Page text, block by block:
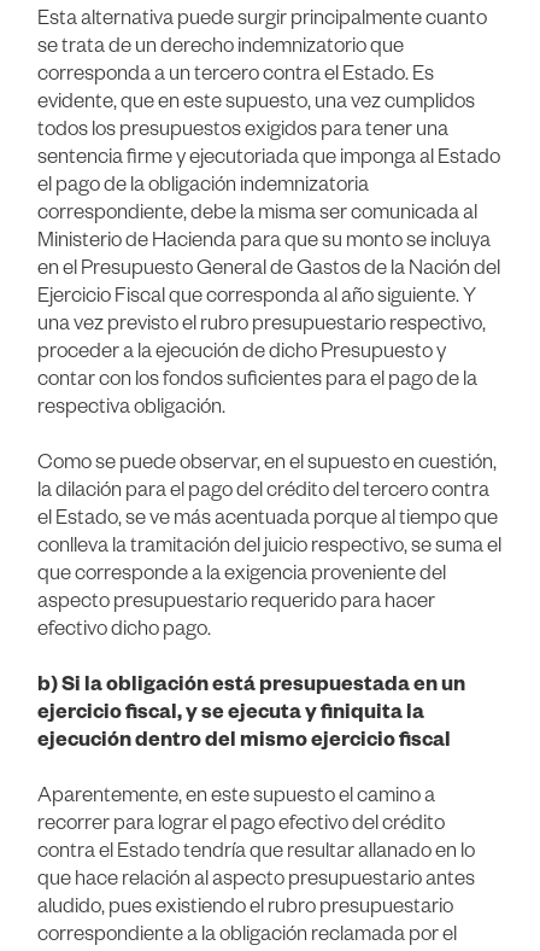
Esta alternativa puede surgir principalmente cuanto
se trata de un derecho indemnizatorio que
corresponda a un tercero contra el Estado. Es
evidente, que en este supuesto, una vez cumplidos
todos los presupuestos exigidos para tener una
sentencia firme y ejecutoriada que imponga al Estado
el pago de la obligación indemnizatoria
correspondiente, debe la misma ser comunicada al
Ministerio de Hacienda para que su monto se incluya
en el Presupuesto General de Gastos de la Nación del
Ejercicio Fiscal que corresponda al año siguiente. Y
una vez previsto el rubro presupuestario respectivo,
proceder a la ejecución de dicho Presupuesto y
contar con los fondos suficientes para el pago de la
respectiva obligación.
Como se puede observar, en el supuesto en cuestión,
la dilación para el pago del crédito del tercero contra
el Estado, se ve más acentuada porque al tiempo que
conlleva la tramitación del juicio respectivo, se suma el
que corresponde a la exigencia proveniente del
aspecto presupuestario requerido para hacer
efectivo dicho pago.
b) Si la obligación está presupuestada en un
ejercicio fiscal, y se ejecuta y finiquita la
ejecución dentro del mismo ejercicio fiscal
Aparentemente, en este supuesto el camino a
recorrer para lograr el pago efectivo del crédito
contra el Estado tendría que resultar allanado en lo
que hace relación al aspecto presupuestario antes
aludido, pues existiendo el rubro presupuestario
correspondiente a la obligación reclamada por el